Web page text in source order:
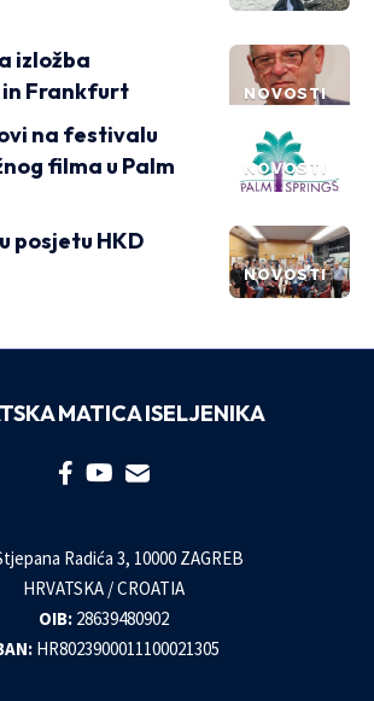
NOVOSTI
izložba
Frankfurt
NOVOSTI
na festivalu
filma u Palm
NOVOSTI
posjetu HKD
MATICA ISELJENIKA
Radića 3, 10000 ZAGREB
HRVATSKA / CROATIA
OIB: 28639480902
HR8023900011100021305